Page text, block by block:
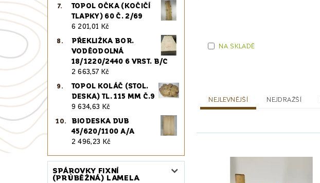
TOPOL OČKA (KOČIČÍ
TLAPKY) 60 Č. 2/69
6 201,01 Kč
PŘEKLIŽKA BOR.
VODĚODOLNÁ
18/1220/2440 6 VRST. B/C
2 663,57 Kč
TOPOL KOLÁČ (STOL.
DESKA) TL. 115 MM Č.9
9 634,63 Kč
BIODESKA DUB
45/620/1100 A/A
2 496,23 Kč
SPÁROVKY FIXNÍ
(PRŮBĚŽNÁ) LAMELA
NA SKLADĚ
NEJLEVNĚJŠÍ NEJDRAŽŠÍ